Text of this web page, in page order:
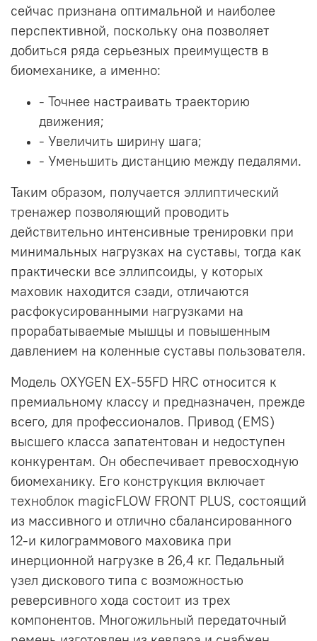
сейчас признана оптимальной и наиболее
перспективной, поскольку она позволяет
добиться ряда серьезных преимуществ в
биомеханике, а именно:
- Точнее настраивать траекторию
движения;
- Увеличить ширину шага;
- Уменьшить дистанцию между педалями.
Таким образом, получается эллиптический
тренажер позволяющий проводить
действительно интенсивные тренировки при
минимальных нагрузках на суставы, тогда как
практически все эллипсоиды, у которых
маховик находится сзади, отличаются
расфокусированными нагрузками на
прорабатываемые мышцы и повышенным
давлением на коленные суставы пользователя.
Модель OXYGEN EX-55FD HRC относится к
премиальному классу и предназначен, прежде
всего, для профессионалов. Привод (EMS)
высшего класса запатентован и недоступен
конкурентам. Он обеспечивает превосходную
биомеханику. Его конструкция включает
техноблок magicFLOW FRONT PLUS, состоящий
из массивного и отлично сбалансированного
12-и килограммового маховика при
инерционной нагрузке в 26,4 кг. Педальный
узел дискового типа с возможностью
реверсивного хода состоит из трех
компонентов. Многожильный передаточный